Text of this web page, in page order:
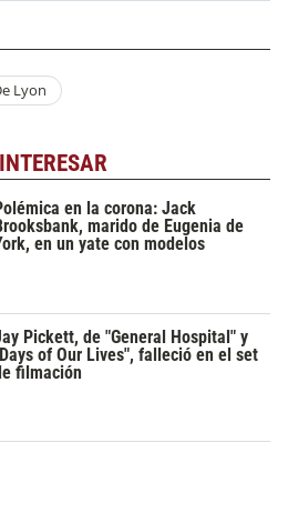
Lyon
en la corona: Jack
marido de Eugenia de
en un yate con modelos
Pickett, de "General Hospital" y
of Our Lives", falleció en el set
filmación